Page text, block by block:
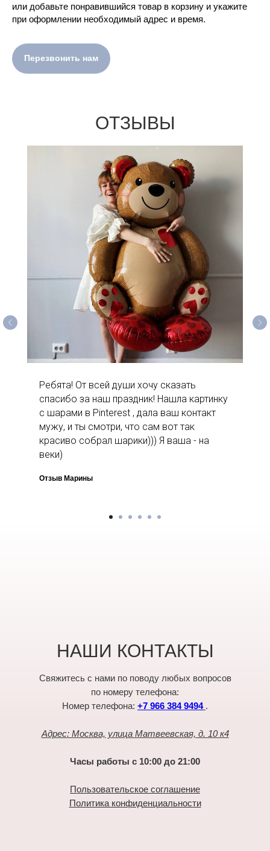
или добавьте понравившийся товар в корзину и укажите
при оформлении необходимый адрес и время.
Перезвонить нам
ОТЗЫВЫ
Ребята! От всей души хочу сказать
спасибо за наш праздник! Нашла картинку
с шарами в Pinterest , дала ваш контакт
мужу, и ты смотри, что сам вот так
красиво собрал шарики))) Я ваша - на
веки)
Отзыв Марины
НАШИ КОНТАКТЫ
Свяжитесь с нами по поводу любых вопросов
по номеру телефона:
Номер телефона: +7 966 384 9494 .
Адрес: Москва, улица Матвеевская, д. 10 к4
Часы работы с 10:00 до 21:00
Пользовательское соглашение
Политика конфиденциальности